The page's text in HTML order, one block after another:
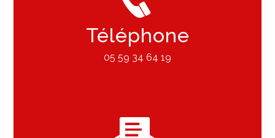
Téléphone
05 59 34 64 19